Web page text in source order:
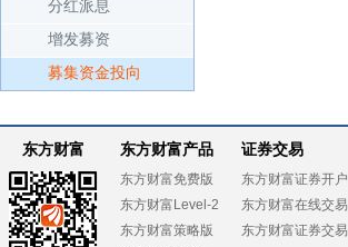
分红派息
增发募资
募集资金投向
东方财富 东方财富产品
东方财富免费版
东方财富Level-2
东方财富策略版
证券交易
东方财富证券开户
东方财富在线交易
东方财富证券交易